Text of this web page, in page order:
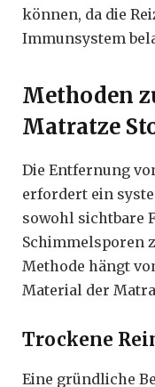
können, da die
Immunsystem
Methoden
Matratze
Die Entfernung
erfordert ein
sowohl sichtbare
Schimmelsporen
Methode hängt
Material der
Trockene
Eine gründliche